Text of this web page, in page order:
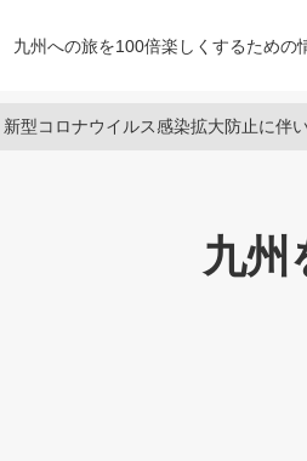
九州への旅を100倍楽しくするための
型コロナウイルス感染拡大防止に伴
九州